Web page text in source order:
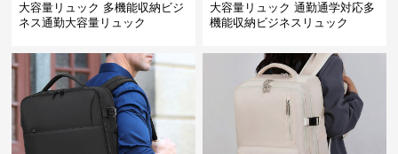
大容量リュック 多機能収納ビジ
ネス通勤大容量リュック
大容量リュック 通勤通学対応多
機能収納ビジネスリュック